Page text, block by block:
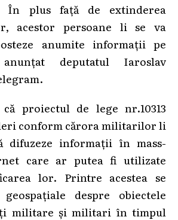
În plus față de extinderea
acestor persoane li se va
anumite informații pe
deputatul Iaroslav
proiectul de lege nr.10313
conform cărora militarilor li
difuzeze informații în mass-
care ar putea fi utilizate
lor. Printre acestea se
despre obiectele
militare și militari în timpul